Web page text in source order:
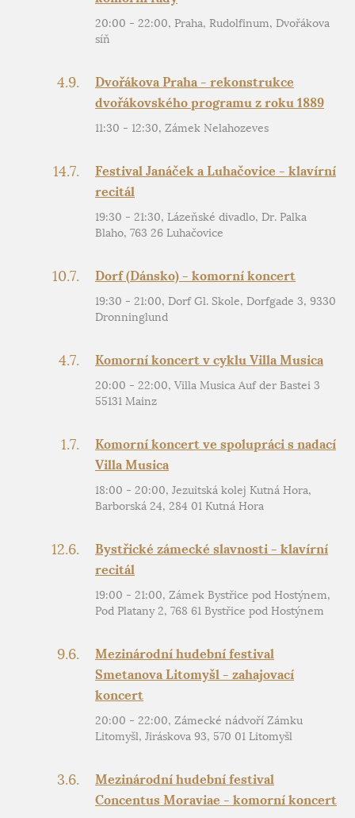
20:00 - 22:00, Praha, Rudolfinum, Dvořákova
síň
4.9.
Dvořákova Praha - rekonstrukce
dvořákovského programu z roku 1889
11:30 - 12:30, Zámek Nelahozeves
14.7.
Festival Janáček a Luhačovice - klavírní
recitál
19:30 - 21:30, Lázeňské divadlo, Dr. Palka
Blaho, 763 26 Luhačovice
10.7. Dorf (Dánsko) - komorní koncert
19:30 - 21:00, Dorf Gl. Skole, Dorfgade 3, 9330
Dronninglund
4.7. Komorní koncert v cyklu Villa Musica
20:00 - 22:00, Villa Musica Auf der Bastei 3
55131 Mainz
1.7.
Komorní koncert ve spolupráci s nadací
Villa Musica
18:00 - 20:00, Jezuitská kolej Kutná Hora,
Barborská 24, 284 01 Kutná Hora
12.6.
Bystřické zámecké slavnosti - klavírní
recitál
19:00 - 21:00, Zámek Bystřice pod Hostýnem,
Pod Platany 2, 768 61 Bystřice pod Hostýnem
9.6.
Mezinárodní hudební festival
Smetanova Litomyšl - zahajovací
koncert
20:00 - 22:00, Zámecké nádvoří Zámku
Litomyšl, Jiráskova 93, 570 01 Litomyšl
3.6.
Mezinárodní hudební festival
Concentus Moraviae - komorní koncert